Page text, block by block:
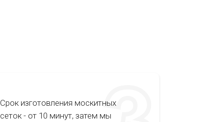
Срок изготовления москитных
сеток - от 10 минут, затем мы